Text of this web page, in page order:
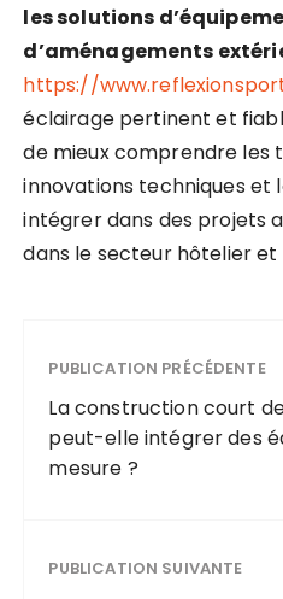
les solutions
d’aménagements
https://
éclairage pertinent et
de mieux comprendre les
innovations techniques et
intégrer dans des projets
dans le secteur hôtelier et
PUBLICATION PRÉCÉDENTE
La construction court
peut-elle intégrer des
mesure ?
PUBLICATION SUIVANTE